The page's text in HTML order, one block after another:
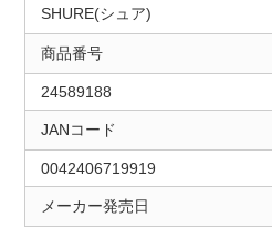
SHURE(シュア)
商品番号
24589188
JANコード
0042406719919
メーカー発売日